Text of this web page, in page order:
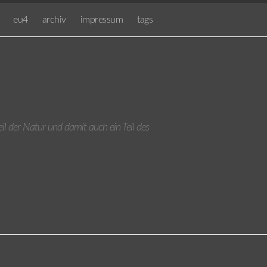
eu4 archiv impressum tags
der Natur und damit auch ein Teil des